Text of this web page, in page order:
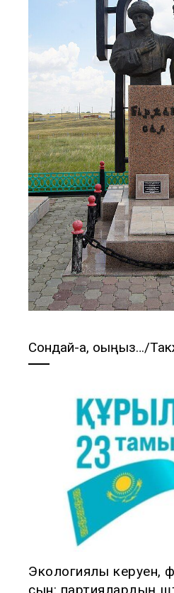
Сондай-ақ, оқыңыз…/
Экологиялық керуен,